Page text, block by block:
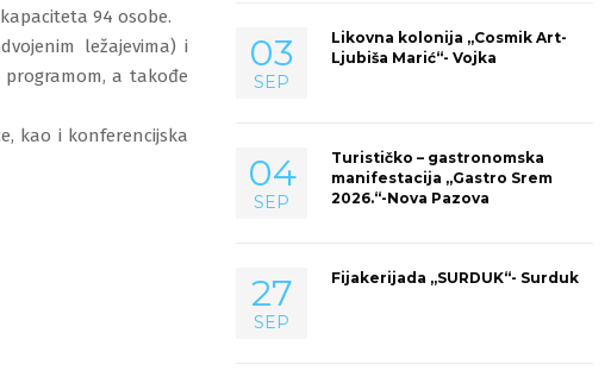
94 osobe.
ležajevima) i
a takođe
kao i konferencijska
03
SEP
Likovna kolonija „Cosmik Art-
Ljubiša Marić“- Vojka
04
SEP
Turističko – gastronomska
manifestacija „Gastro Srem
2026.“-Nova Pazova
27
SEP
Fijakerijada „SURDUK“- Surduk